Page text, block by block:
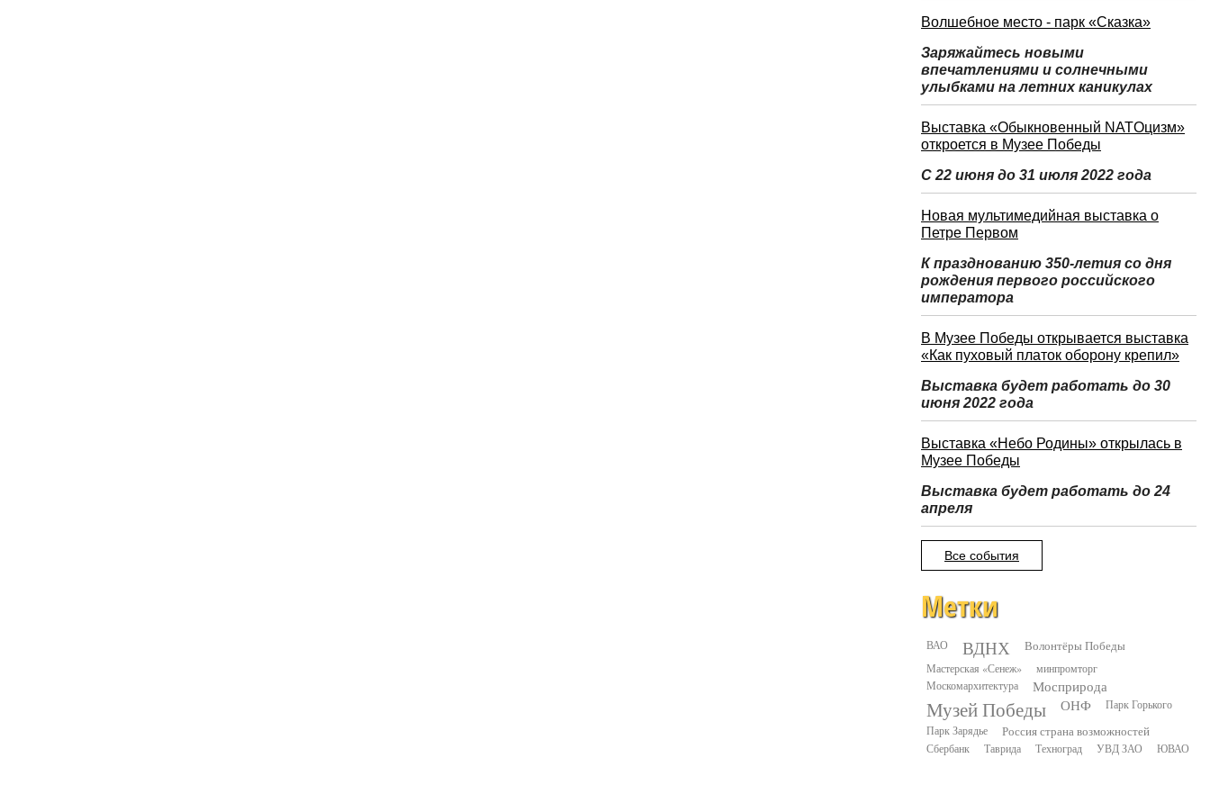
Волшебное место - парк «Сказка»
Заряжайтесь новыми
впечатлениями и солнечными
улыбками на летних каникулах
Выставка «Обыкновенный NATOцизм»
откроется в Музее Победы
С 22 июня до 31 июля 2022 года
Новая мультимедийная выставка о
Петре Первом
К празднованию 350-летия со дня
рождения первого российского
императора
В Музее Победы открывается выставка
«Как пуховый платок оборону крепил»
Выставка будет работать до 30
июня 2022 года
Выставка «Небо Родины» открылась в
Музее Победы
Выставка будет работать до 24
апреля
Все события
Метки
ВАО ВДНХ Волонтёры Победы
Мастерская «Сенеж»
минпромторг
Москомархитектура
Мосприрода
Музей Победы ОНФ
Парк Горького
Парк Зарядье
Россия страна возможностей
Сбербанк Таврида Техноград УВД ЗАО ЮВАО